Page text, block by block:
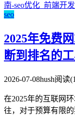
seo
2025年免费
断到排名的
2026-07-08hush阅读
在2025年的互联网
往，对于预算有限